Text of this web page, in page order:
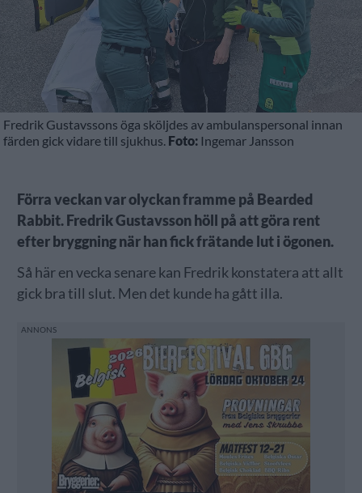
Fredrik Gustavssons öga sköljdes av ambulanspersonal innan
färden gick vidare till sjukhus. Foto: Ingemar Jansson
Förra veckan var olyckan framme på Bearded
Rabbit. Fredrik Gustavsson höll på att göra rent
efter bryggning när han fick frätande lut i ögonen.
Så här en vecka senare kan Fredrik konstatera att allt
gick bra till slut. Men det kunde ha gått illa.